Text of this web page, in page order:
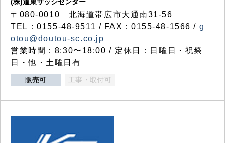
〒080-0010 北海道帯広市大通南31-56
TEL：0155-48-9511 / FAX：0155-48-1566 / g
otou@doutou-sc.co.jp
営業時間：8:30〜18:00 / 定休日：日曜日・祝祭
日・他・土曜日有
販売可 工事・取付可